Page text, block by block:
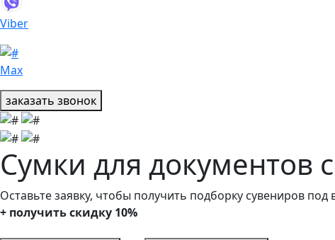
Viber
Max
заказать звонок
Сумки для документов
Оставьте заявку, чтобы получить подборку сувениров под
+ получить скидку 10%